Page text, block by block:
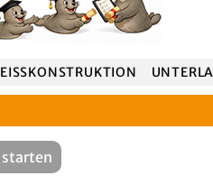
starten